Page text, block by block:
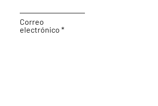
Correo
electrónico